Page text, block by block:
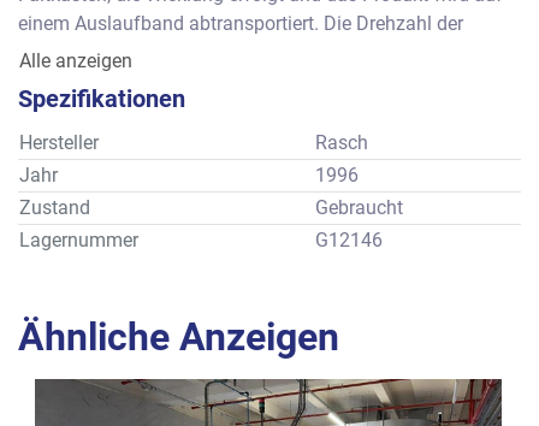
einem Auslaufband abtransportiert. Die Drehzahl der
Maschine ist stufenlos regelbar.
Formatbereich  : ca. 15 bis 50 mm Länge
                         ca. 15 bis 40 mm Breite
                         ca.   5 bis 30 mm Höhe
Platzbedarf       : ca. 1.950 x 1.850 x 1.200 mm
Nettogewicht     : ca. 900 kg
Alle Angaben gemäß Prospektbeschreibung des Herstellers,
können.
Alle anzeigen
Spezifikationen
Hersteller
Rasch
Jahr
1996
Zustand
Gebraucht
Lagernummer
G12146
Ähnliche Anzeigen